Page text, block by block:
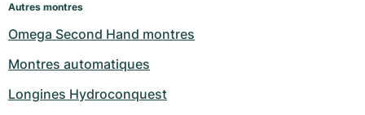
Sky-Dweller
Submariner
Baignoire
Ballon Blanc
Super Avenger
Galactic
GST
Vintage
Autres montres
Omega Second Hand montres
Montres automatiques
Longines Hydroconquest